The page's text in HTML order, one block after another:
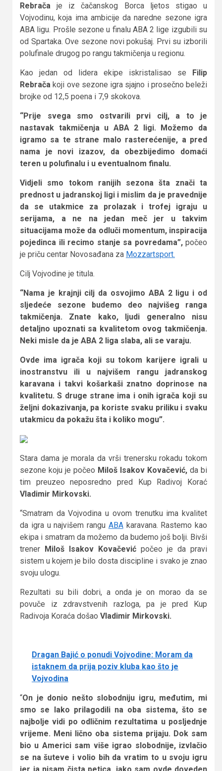
Rebrača je iz čačanskog Borca ljetos stigao u
Vojvodinu, koja ima ambicije da naredne sezone igra
ABA ligu. Prošle sezone u finalu ABA 2 lige izgubili su
od Spartaka. Ove sezone novi pokušaj. Prvi su izborili
polufinale drugog po rangu takmičenja u regionu.
Kao jedan od lidera ekipe iskristalisao se Filip
Rebrača koji ove sezone igra sjajno i prosečno beleži
brojke od 12,5 poena i 7,9 skokova.
“Prije svega smo ostvarili prvi cilj, a to je
nastavak takmičenja u ABA 2 ligi. Možemo da
igramo sa te strane malo rasterećenije, a pred
nama je novi izazov, da obezbijedimo domaći
teren u polufinalu i u eventualnom finalu.
Vidjeli smo tokom ranijih sezona šta znači ta
prednost u jadranskoj ligi i mislim da je pravednije
da se utakmice za prolazak i trofej igraju u
serijama, a ne na jedan meč jer u takvim
situacijama može da odluči momentum, inspiracija
pojedinca ili recimo stanje sa povredama”,počeo
je priču centar Novosađana za Mozzartsport.
Cilj Vojvodine je titula.
“Nama je krajnji cilj da osvojimo ABA 2 ligu i od
sljedeće sezone budemo deo najvišeg ranga
takmičenja. Znate kako, ljudi generalno nisu
detaljno upoznati sa kvalitetom ovog takmičenja.
Neki misle da je ABA 2 liga slaba, ali se varaju.
Ovde ima igrača koji su tokom karijere igrali u
inostranstvu ili u najvišem rangu jadranskog
karavana i takvi košarkaši znatno doprinose na
kvalitetu. S druge strane ima i onih igrača koji su
željni dokazivanja, pa koriste svaku priliku i svaku
utakmicu da pokažu šta i koliko mogu”.
Stara dama je morala da vrši trenersku rokadu tokom
sezone koju je počeo Miloš Isakov Kovačević, da bi
tim preuzeo neposredno pred Kup Radivoj Korać
Vladimir Mirkovski.
“Smatram da Vojvodina u ovom trenutku ima kvalitet
da igra u najvišem rangu ABAkaravana. Rastemo kao
ekipa i smatram da možemo da budemo još bolji. Bivši
trener Miloš Isakov Kovačević počeo je da pravi
sistem u kojem je bilo dosta discipline i svako je znao
svoju ulogu.
Rezultati su bili dobri, a onda je on morao da se
povuče iz zdravstvenih razloga, pa je pred Kup
Radivoja Koraća došao Vladimir Mirkovski.
Dragan Bajić o ponudi Vojvodine: Moram da
istaknem da prija poziv kluba kao što je
Vojvodina
“On je donio nešto slobodniju igru, međutim, mi
smo se lako prilagodili na oba sistema, što se
najbolje vidi po odličnim rezultatima u posljednje
vrijeme. Meni lično oba sistema prijaju. Dok sam
bio u Americi sam više igrao slobodnije, izvlačio
se na šuteve i volio bih da vratim to u svoju igru